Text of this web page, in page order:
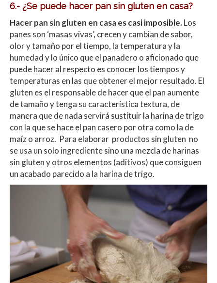
6.- ¿Se puede hacer pan sin gluten en casa?
Hacer pan sin gluten en casa es casi imposible.Los
panes son ‘masas vivas’, crecen y cambian de sabor,
olor y tamaño por el tiempo, la temperatura y la
humedad y lo único que el panadero o aficionado que
puede hacer al respecto es conocer los tiempos y
temperaturas en las que obtener el mejor resultado. El
gluten es el responsable de hacer que el pan aumente
de tamaño y tenga su característica textura, de
manera que de nada servirá sustituir la harina de trigo
con la que se hace el pan casero por otra como la de
maíz o arroz. Para elaborar productos sin gluten no
se usa un solo ingrediente sino una mezcla de harinas
sin gluten y otros elementos (aditivos) que consiguen
un acabado parecido a la harina de trigo.